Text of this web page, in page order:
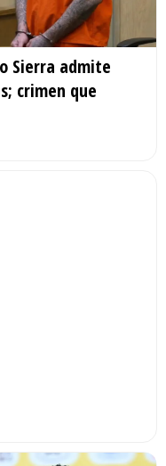
Sierra admite
crimen que